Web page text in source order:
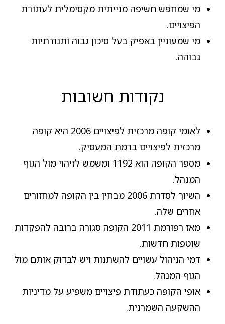
מי שמחפש חשיפה מנייתית מקסימלית לעתודת
הפיצויים.
מי שמעוניין באפיק בעל סיכון גבוה ותנודתיות
גבוהה.
נקודות חשובות
לאומי קופה מרכזית לפיצויים 2006 היא קופה
מרכזית לפיצויים ברמת המעסיק.
מספר הקופה הוא 1192 ומשמש לזיהוי מול הגוף
המנהל.
השיוך לסדרת 2006 מבחין בין הקופה למחזורים
אחרים שלה.
מאז רפורמת 2011 הקופה סגורה ברובה להפקדות
שוטפות חדשות.
דמי הניהול עשויים להשתנות ויש לבדוק אותם מול
הגוף המנהל.
אופי הקופה כעתודת פיצויים משפיע על מדיניות
ההשקעה השמרנית.